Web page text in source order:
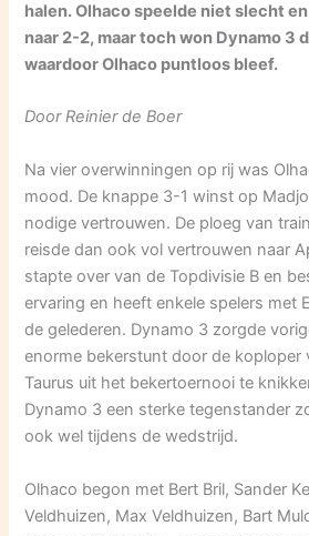
halen. Olhaco speelde niet slecht
naar 2-2, maar toch won Dynamo 3
waardoor Olhaco puntloos bleef.
Door Reinier de Boer
Na vier overwinningen op rij was
mood. De knappe 3-1 winst op
nodige vertrouwen. De ploeg van
reisde dan ook vol vertrouwen naar
stapte over van de Topdivisie B en
ervaring en heeft enkele spelers met
de gelederen. Dynamo 3 zorgde
enorme bekerstunt door de koploper
Taurus uit het bekertoernooi te
Dynamo 3 een sterke tegenstander
ook wel tijdens de wedstrijd.
Olhaco begon met Bert Bril, Sander
Veldhuizen, Max Veldhuizen, Bart